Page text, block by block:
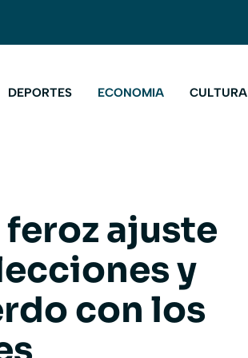
DEPORTES ECONOMIA CULTURA
ajuste
y
con los